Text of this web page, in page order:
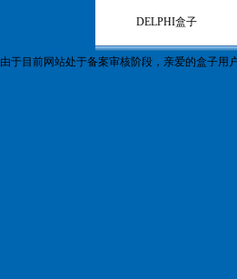
DELPHI盒子
由于目前网站处于备案审核阶段，亲爱的盒子